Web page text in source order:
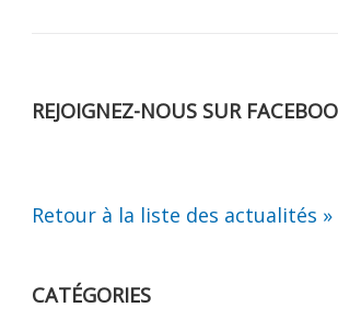
REJOIGNEZ-NOUS SUR
Retour à la liste des actualités »
CATÉGORIES